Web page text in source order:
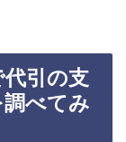
引の支
べてみ